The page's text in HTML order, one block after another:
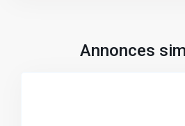
Annonces